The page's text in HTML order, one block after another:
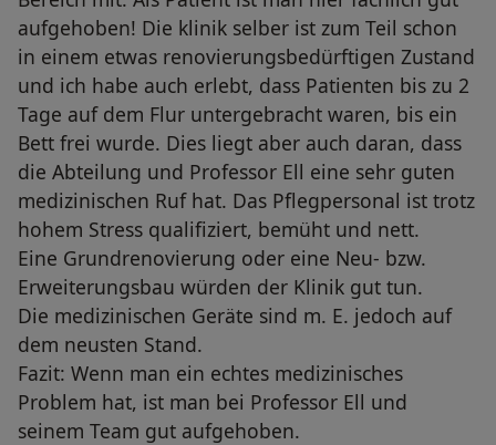
aufgehoben! Die klinik selber ist zum Teil schon
in einem etwas renovierungsbedürftigen Zustand
und ich habe auch erlebt, dass Patienten bis zu 2
Tage auf dem Flur untergebracht waren, bis ein
Bett frei wurde. Dies liegt aber auch daran, dass
die Abteilung und Professor Ell eine sehr guten
medizinischen Ruf hat. Das Pflegpersonal ist trotz
hohem Stress qualifiziert, bemüht und nett.
Eine Grundrenovierung oder eine Neu- bzw.
Erweiterungsbau würden der Klinik gut tun.
Die medizinischen Geräte sind m. E. jedoch auf
dem neusten Stand.
Fazit: Wenn man ein echtes medizinisches
Problem hat, ist man bei Professor Ell und
seinem Team gut aufgehoben.